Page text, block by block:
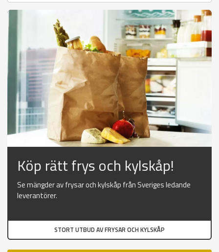
Köp rätt frys och kylskåp!
Se mängder av frysar och kylskåp från Sveriges ledande
leverantörer.
STORT UTBUD AV FRYSAR OCH KYLSKÅP